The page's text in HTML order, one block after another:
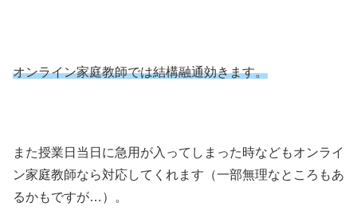
オンライン家庭教師では結構融通効きます。
また授業日当日に急用が入ってしまった時などもオンライ
ン家庭教師なら対応してくれます（一部無理なところもあ
るかもですが…）。